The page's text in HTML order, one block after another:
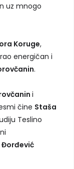
uz mnogo
Koruge,
energičan i
.
i
čine Staša
Teslino
Đorđević